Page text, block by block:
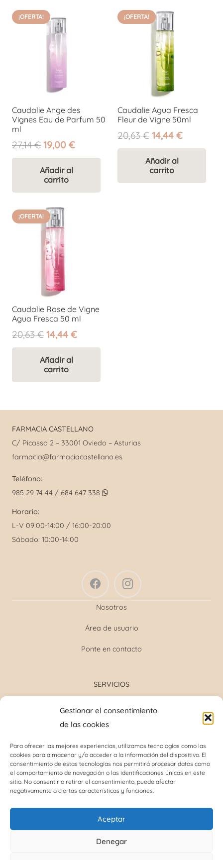
Gestionar el consentimiento
de las cookies
Para ofrecer las mejores experiencias, utilizamos tecnologías como las
cookies para almacenar y/o acceder a la información del dispositivo. El
consentimiento de estas tecnologías nos permitirá procesar datos como
el comportamiento de navegación o las identificaciones únicas en este
sitio. No consentir o retirar el consentimiento, puede afectar
negativamente a ciertas características y funciones.
Aceptar
Denegar
¡OFERTA!
Caudalie Ange des
Vignes Eau de Parfum 50
ml
27,14€ El
precio
original
era:
27,14 €.
19,00 €El
precio
19,00 €.
Añadir al
carrito
¡OFERTA!
Caudalie Agua Fresca
Fleur de Vigne 50ml
20,63€ El
precio
original
era:
20,63 €.
14,44 €El
precio
14,44 €.
Añadir al
carrito
¡OFERTA!
Caudalie Rose de Vigne
Agua Fresca 50 ml
20,63€ El
precio
original
era:
20,63 €.
14,44 €El
precio
14,44 €.
Añadir al
carrito
FARMACIA CASTELLANO
C/ Picasso 2 – 33001 Oviedo – Asturias
farmacia@farmaciacastellano.es
Teléfono:
985 29 74 44 / 684 647 338
Horario:
L-V 09:00-14:00 / 16:00-20:00
Sábado: 10:00-14:00
Nosotros
Área de usuario
Ponte en contacto
SERVICIOS
Determinación glucosa y colesterol total
Perforación del lóbulo de la oreja
Análisis capilar
INFORMACIÓN DE INTERÉS
Términos y condiciones